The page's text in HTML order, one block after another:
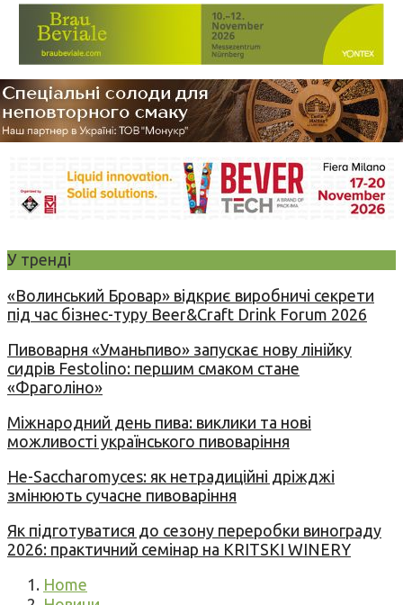
У тренді
«Волинський Бровар» відкриє виробничі секрети
під час бізнес-туру Beer&Craft Drink Forum 2026
Пивоварня «Уманьпиво» запускає нову лінійку
сидрів Festolino: першим смаком стане
«Фраголіно»
Міжнародний день пива: виклики та нові
можливості українського пивоваріння
Не-Saccharomyces: як нетрадиційні дріжджі
змінюють сучасне пивоваріння
Як підготуватися до сезону переробки винограду
2026: практичний семінар на KRITSKI WINERY
Home